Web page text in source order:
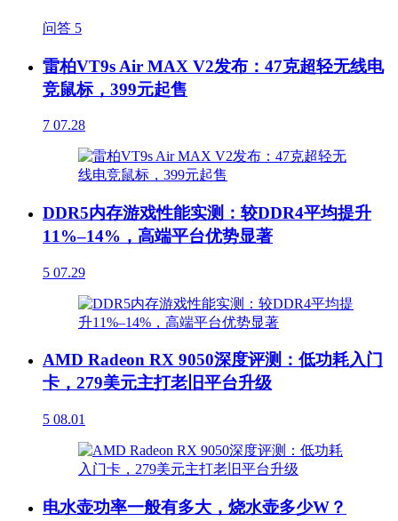
问答 5
雷柏VT9s Air MAX V2发布：47克超轻无线电
竞鼠标，399元起售
7 07.28
DDR5内存游戏性能实测：较DDR4平均提升
11%–14%，高端平台优势显著
5 07.29
AMD Radeon RX 9050深度评测：低功耗入门
卡，279美元主打老旧平台升级
5 08.01
电水壶功率一般有多大，烧水壶多少W？